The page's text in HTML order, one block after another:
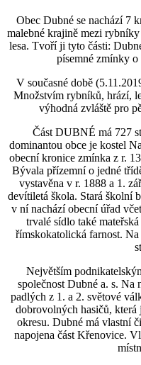
Obec Dubné se nachází 7
malebné krajině mezi
lesa. Tvoří ji tyto části:
písemné zmínky
V současné době
Množstvím rybníků, hrází,
výhodná zvláště pro
Část DUBNÉ má 727
dominantou obce je kostel
obecní kronice zmínka z r.
Bývala přízemní o jedné
vystavěna v r. 1888 a 1.
devítiletá škola. Stará školní
v ní nachází obecní úřad
trvalé sídlo také
římskokatolická farnost.
Největším
společnost Dubné a. s.
padlých z 1. a 2. světové
dobrovolných hasičů, která
okresu. Dubné má vlastní
napojena část Křenovice.